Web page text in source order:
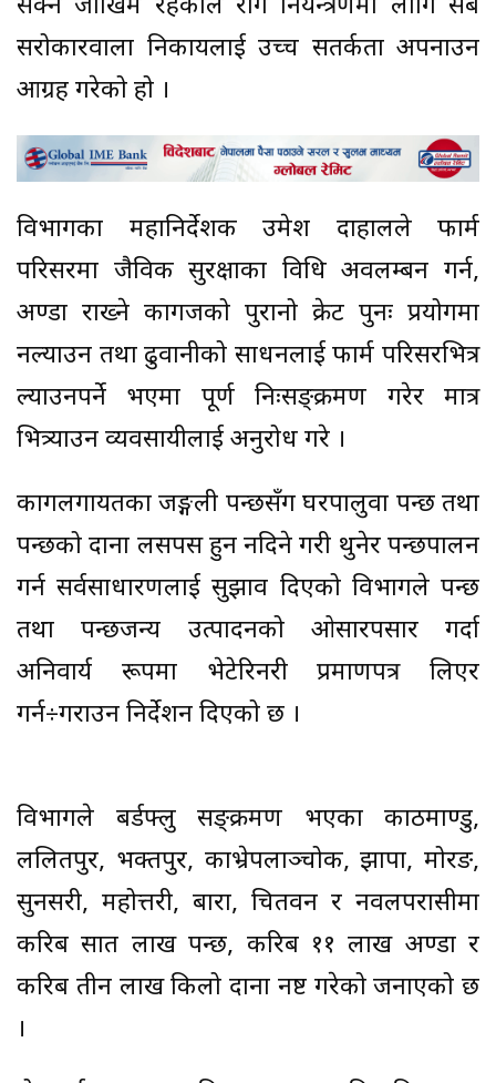
सक्ने जोखिम रहेकाले रोग नियन्त्रणमा लागि सबै
सरोकारवाला निकायलाई उच्च सतर्कता अपनाउन
आग्रह गरेको हो ।
विभागका महानिर्देशक उमेश दाहालले फार्म
परिसरमा जैविक सुरक्षाका विधि अवलम्बन गर्न,
अण्डा राख्ने कागजको पुरानो क्रेट पुनः प्रयोगमा
नल्याउन तथा ढुवानीको साधनलाई फार्म परिसरभित्र
ल्याउनपर्ने भएमा पूर्ण निःसङ्क्रमण गरेर मात्र
भित्र्याउन व्यवसायीलाई अनुरोध गरे ।
कागलगायतका जङ्गली पन्छीसँग घरपालुवा पन्छी तथा
पन्छीको दाना लसपस हुन नदिने गरी थुनेर पन्छीपालन
गर्न सर्वसाधारणलाई सुझाव दिएको विभागले पन्छी
तथा पन्छीजन्य उत्पादनको ओसारपसार गर्दा
अनिवार्य रूपमा भेटेरिनरी प्रमाणपत्र लिएर
गर्न÷गराउन निर्देशन दिएको छ ।
विभागले बर्डफ्लु सङ्क्रमण भएका काठमाण्डु,
ललितपुर, भक्तपुर, काभ्रेपलाञ्चोक, झापा, मोरङ,
सुनसरी, महोत्तरी, बारा, चितवन र नवलपरासीमा
करिब सात लाख पन्छी, करिब ११ लाख अण्डा र
करिब तीन लाख किलो दाना नष्ट गरेको जनाएको छ
।